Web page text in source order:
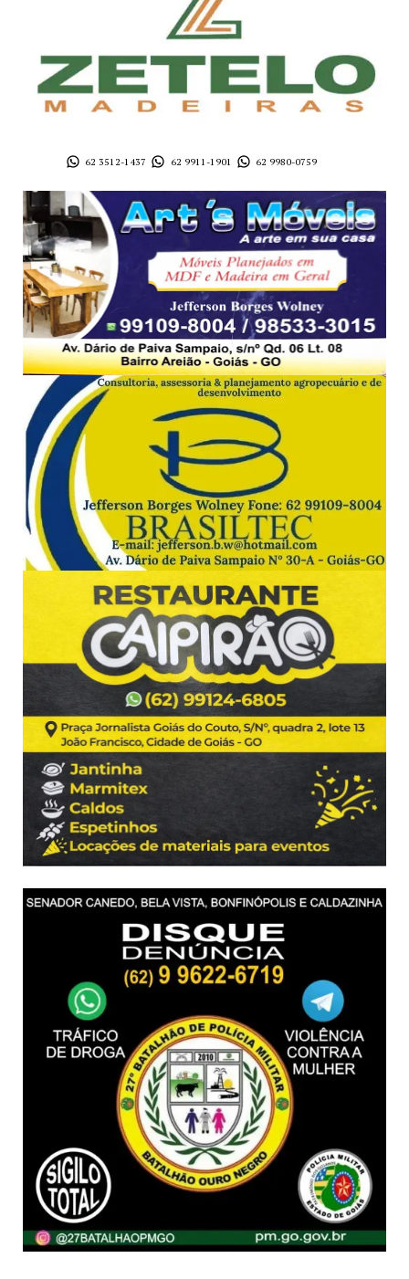
62 3512-1437 62 9911-1901 62 9980-0759